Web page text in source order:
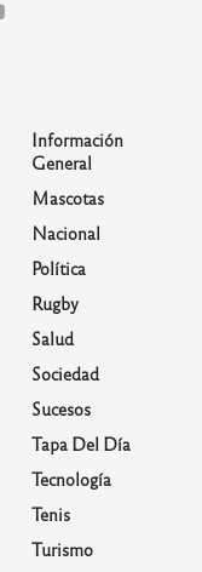
Información
General
Mascotas
Nacional
Política
Rugby
Salud
Sociedad
Sucesos
Tapa Del Día
Tecnología
Tenis
Turismo